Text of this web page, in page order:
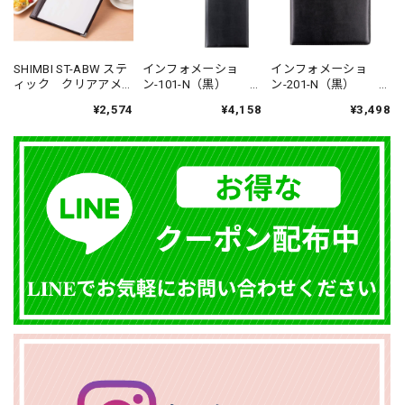
SHIMBI ST-ABW ステ
ィック クリアアメ
¥2,574
インフォメーショ
ン-101-N（黒）
対応 メニューブッ
¥4,158
インフォメーショ
ン-201-N（黒）
対応 メニューブッ
¥3,498